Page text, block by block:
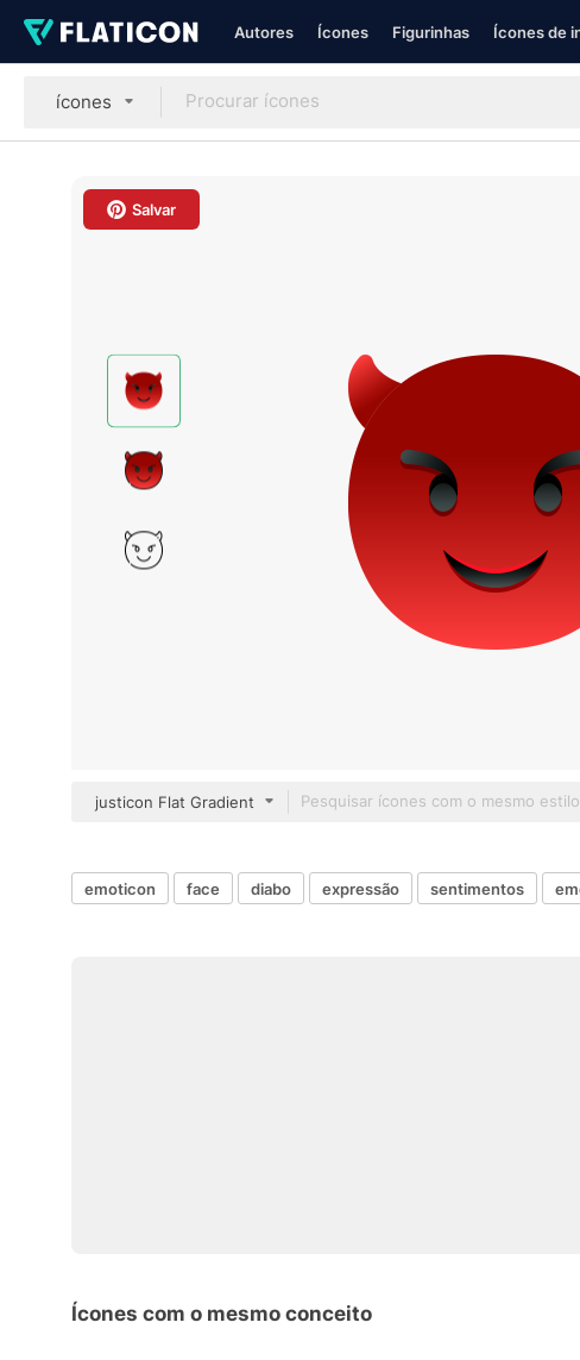
Autores Ícones Figurinhas Ícones de
ícones
Salvar
justicon Flat Gradient
emoticon face diabo expressão sentimentos
Ícones com o mesmo conceito